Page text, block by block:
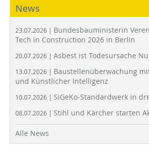
News
23.07.2026 | Bundesbauministerin
Tech in Construction 2026 in Berlin
20.07.2026 | Asbest ist Todesursache
13.07.2026 | Baustellenüberwachung
und Künstlicher Intelligenz
10.07.2026 | SiGeKo-Standardwerk in
08.07.2026 | Stihl und Kärcher starten
Alle News